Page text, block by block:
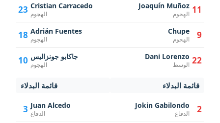
23 Cristian Carracedo
الهجوم
18 Adrián Fuentes
الهجوم
10 جاكابو جونزاليس
الهجوم
قائمة البدلاء
3 Juan Alcedo
الدفاع
11
Joaquín Muñoz
الهجوم
9
Chupe
الهجوم
22
Dani Lorenzo
الوسط
قائمة البدلاء
2
Jokin Gabilondo
الدفاع